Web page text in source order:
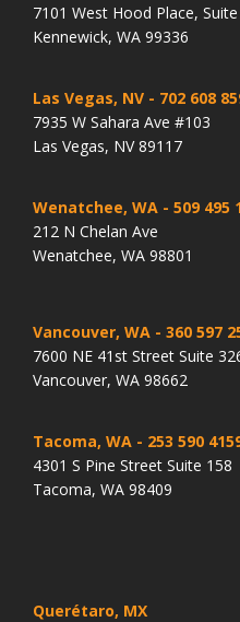
7101 West Hood Place,
Kennewick, WA 99336
Las Vegas, NV - 702 608
7935 W Sahara Ave #103
Las Vegas, NV 89117
Wenatchee, WA - 509 495
212 N Chelan Ave
Wenatchee, WA 98801
Vancouver, WA - 360 597
7600 NE 41st Street Suite
Vancouver, WA 98662
Tacoma, WA - 253 590
4301 S Pine Street Suite 158
Tacoma, WA 98409
Querétaro, MX